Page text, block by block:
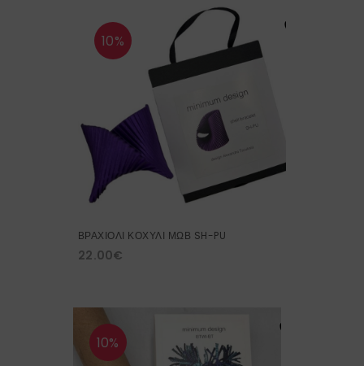
10%
ΒΡΑΧΙΟΛΙ ΚΟΧΥΛΙ ΜΩΒ SH-PU
22.00€
10%